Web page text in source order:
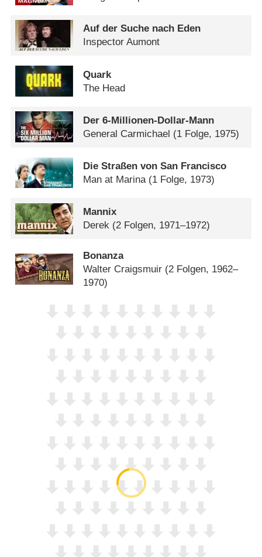
Auf der Suche nach Eden
Inspector Aumont
Quark
The Head
Der 6-Millionen-Dollar-Mann
General Carmichael (1 Folge, 1975)
Die Straßen von San Francisco
Man at Marina (1 Folge, 1973)
Mannix
Derek (2 Folgen, 1971–1972)
Bonanza
Walter Craigsmuir (2 Folgen, 1962–
1970)